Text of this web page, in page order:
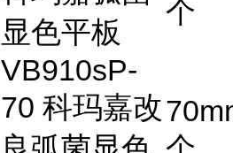
显色平板
个
VB910sP-
70 科玛嘉改